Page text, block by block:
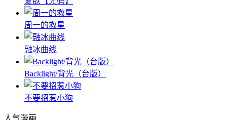
夜色温柔
领命/伏法受诛